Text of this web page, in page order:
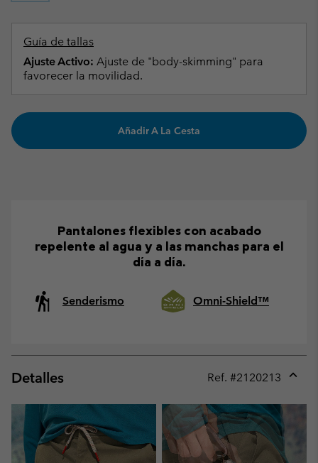
Guía de tallas
Ajuste Activo: Ajuste de "body-skimming" para
favorecer la movilidad.
Añadir A La Cesta
Pantalones flexibles con acabado
repelente al agua y a las manchas para el
día a día.
Senderismo Omni-Shield™
Detalles Ref. #2120213
or